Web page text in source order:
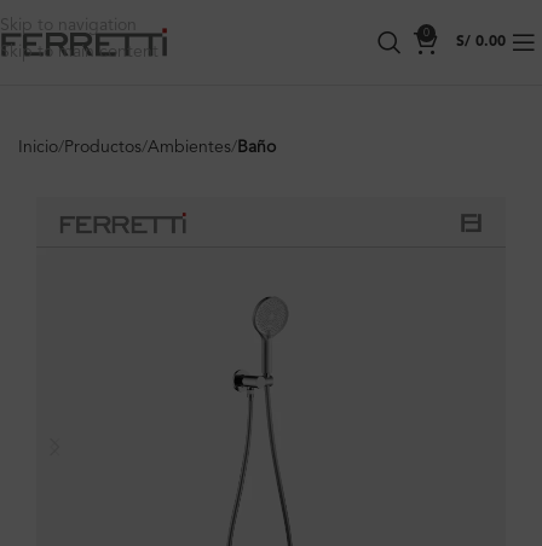
Skip to navigation
Skip to main content
0
S/ 0.00
Inicio Productos Ambientes Baño